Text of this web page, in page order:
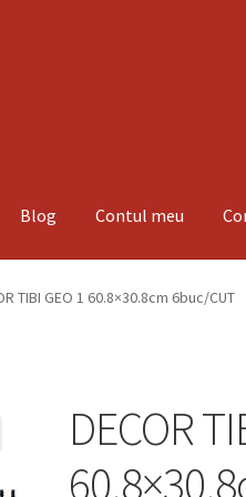
Blog Contul meu
noi Informatii Magazin
TIBI GEO 1 60.8×30.8cm 6buc/CUT
DECOR